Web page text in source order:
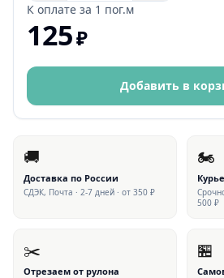
К оплате за 1 пог.м
125₽
Добавить в
🚚
Доставка по России
СДЭК, Почта · 2-7 дней · от 350 ₽
🏍
500 ₽
✂️
Отрезаем от рулона
🏪